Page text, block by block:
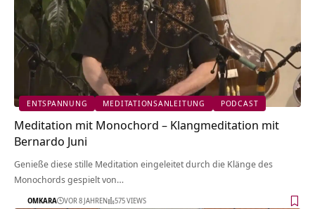
ENTSPANNUNG MEDITATIONSANLEITUNG PODCAST
Meditation mit Monochord – Klangmeditation mit
Bernardo Juni
Genieße diese stille Meditation eingeleitet durch die Klänge des
Monochords gespielt von…
OMKARA VOR 8 JAHREN 575 VIEWS